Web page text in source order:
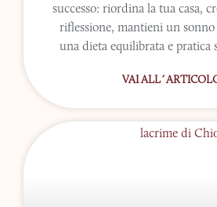
successo: riordina la tua casa,
riflessione, mantieni un sonno
una dieta equilibrata e pratica
VAI